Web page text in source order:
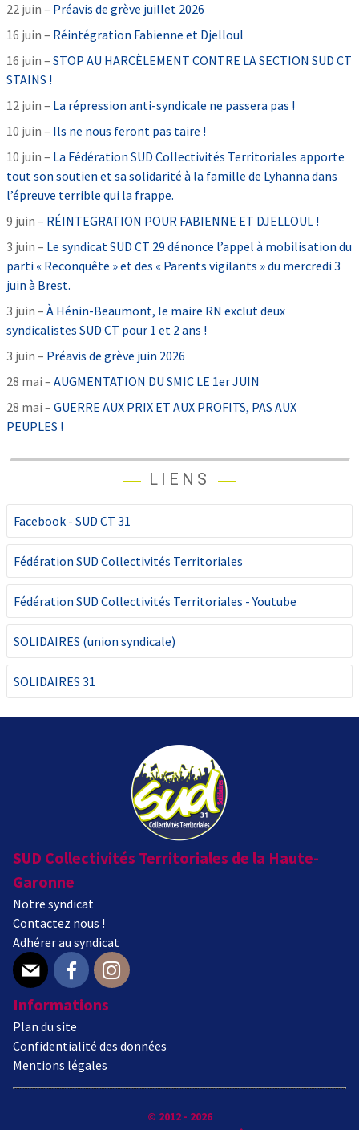
22 juin – Préavis de grève juillet 2026
16 juin – Réintégration Fabienne et Djelloul
16 juin – STOP AU HARCÈLEMENT CONTRE LA SECTION SUD CT
STAINS !
12 juin – La répression anti-syndicale ne passera pas !
10 juin – Ils ne nous feront pas taire !
10 juin – La Fédération SUD Collectivités Territoriales apporte
tout son soutien et sa solidarité à la famille de Lyhanna dans
l’épreuve terrible qui la frappe.
9 juin – RÉINTEGRATION POUR FABIENNE ET DJELLOUL !
3 juin – Le syndicat SUD CT 29 dénonce l’appel à mobilisation du
parti « Reconquête » et des « Parents vigilants » du mercredi 3
juin à Brest.
3 juin – À Hénin-Beaumont, le maire RN exclut deux
syndicalistes SUD CT pour 1 et 2 ans !
3 juin – Préavis de grève juin 2026
28 mai – AUGMENTATION DU SMIC LE 1er JUIN
28 mai – GUERRE AUX PRIX ET AUX PROFITS, PAS AUX
PEUPLES !
LIENS
Facebook - SUD CT 31
Fédération SUD Collectivités Territoriales
Fédération SUD Collectivités Territoriales - Youtube
SOLIDAIRES (union syndicale)
SOLIDAIRES 31
SUD Collectivités Territoriales de la Haute-
Garonne
Notre syndicat
Contactez nous !
Adhérer au syndicat
E-mail Facebook
Informations
Plan du site
Confidentialité des données
Mentions légales
© 2012 - 2026